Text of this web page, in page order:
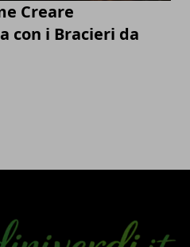
Creare
con i Bracieri da